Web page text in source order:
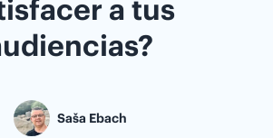
a tus
Saša Ebach